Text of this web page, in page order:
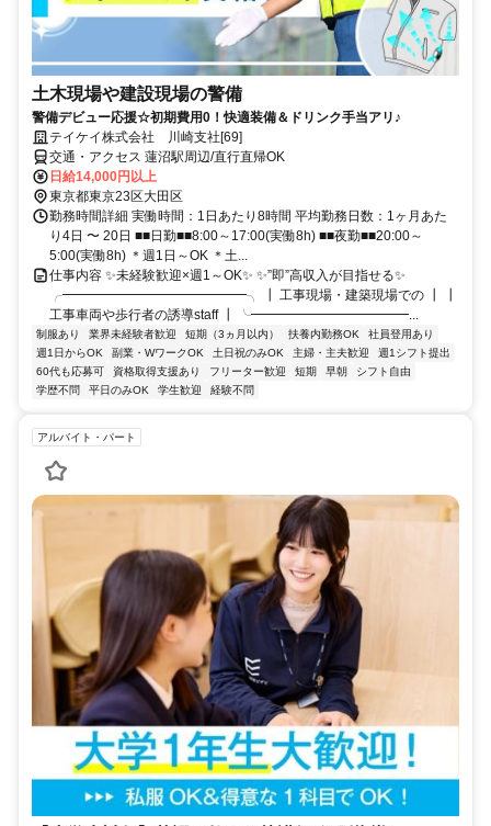
土木現場や建設現場の警備
警備デビュー応援☆初期費用0！快適装備＆ドリンク手当アリ♪
テイケイ株式会社 川崎支社[69]
交通・アクセス 蓮沼駅周辺/直行直帰OK
日給14,000円以上
東京都東京23区大田区
勤務時間詳細 実働時間：1日あたり8時間 平均勤務日数：1ヶ月あた
り4日 〜 20日 ■■日勤■■8:00～17:00(実働8h) ■■夜勤■■20:00～
5:00(実働8h) ＊週1日～OK ＊土...
仕事内容 ✨未経験歓迎×週1～OK✨ ✨”即”高収入が目指せる✨
╭━━━━━━━━━━━━━━╮ ┃ 工事現場・建築現場での ┃ ┃
工事車両や歩行者の誘導staff ┃ ╰━━━━━━━━━━━━...
制服あり 業界未経験者歓迎 短期（3ヵ月以内） 扶養内勤務OK
社員登用あり
週1日からOK
副業・WワークOK 土日祝のみOK 主婦・主夫歓迎
週1シフト提出
60代も応募可
資格取得支援あり フリーター歓迎 短期 早朝
シフト自由
学歴不問
平日のみOK 学生歓迎 経験不問
アルバイト・パート